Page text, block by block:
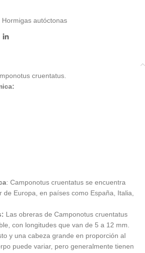
Hormigas autóctonas
cruentatus.
: Camponotus cruentatus se encuentra
de Europa, en países como España, Italia,
Las obreras de Camponotus cruentatus
con longitudes que van de 5 a 12 mm.
y una cabeza grande en proporción al
puede variar, pero generalmente tienen